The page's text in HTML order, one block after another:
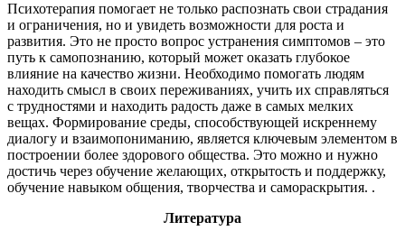
Психотерапия помогает не только распознать свои страдания
и ограничения, но и увидеть возможности для роста и
развития. Это не просто вопрос устранения симптомов – это
путь к самопознанию, который может оказать глубокое
влияние на качество жизни. Необходимо помогать людям
находить смысл в своих переживаниях, учить их справляться
с трудностями и находить радость даже в самых мелких
вещах. Формирование среды, способствующей искреннему
диалогу и взаимопониманию, является ключевым элементом в
построении более здорового общества. Это можно и нужно
достичь через обучение желающих, открытость и поддержку,
обучение навыком общения, творчества и самораскрытия. .
Литература